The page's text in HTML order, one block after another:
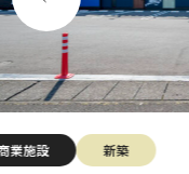
商業施設 新築